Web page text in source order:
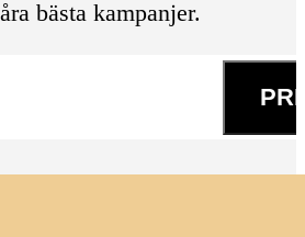
bästa kampanjer.